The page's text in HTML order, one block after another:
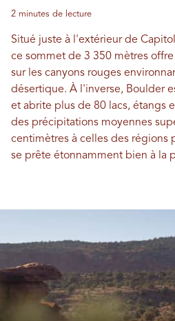
2 minutes de lecture
Situé juste à l'extérieur de
ce sommet de 3 350 mètres
sur les canyons rouges
désertique. À l'inverse, Boulder
et abrite plus de 80 lacs, étangs
des précipitations moyennes
centimètres à celles des régions
se prête étonnamment bien à la